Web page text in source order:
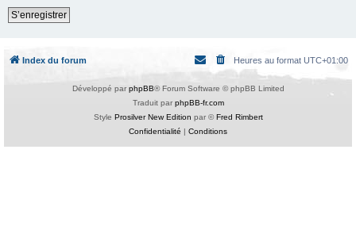
S’enregistrer
Index du forum Heures au format UTC+01:00
Développé par phpBB® Forum Software © phpBB Limited
Traduit par phpBB-fr.com
Style Prosilver New Edition par ©Fred Rimbert
Confidentialité | Conditions